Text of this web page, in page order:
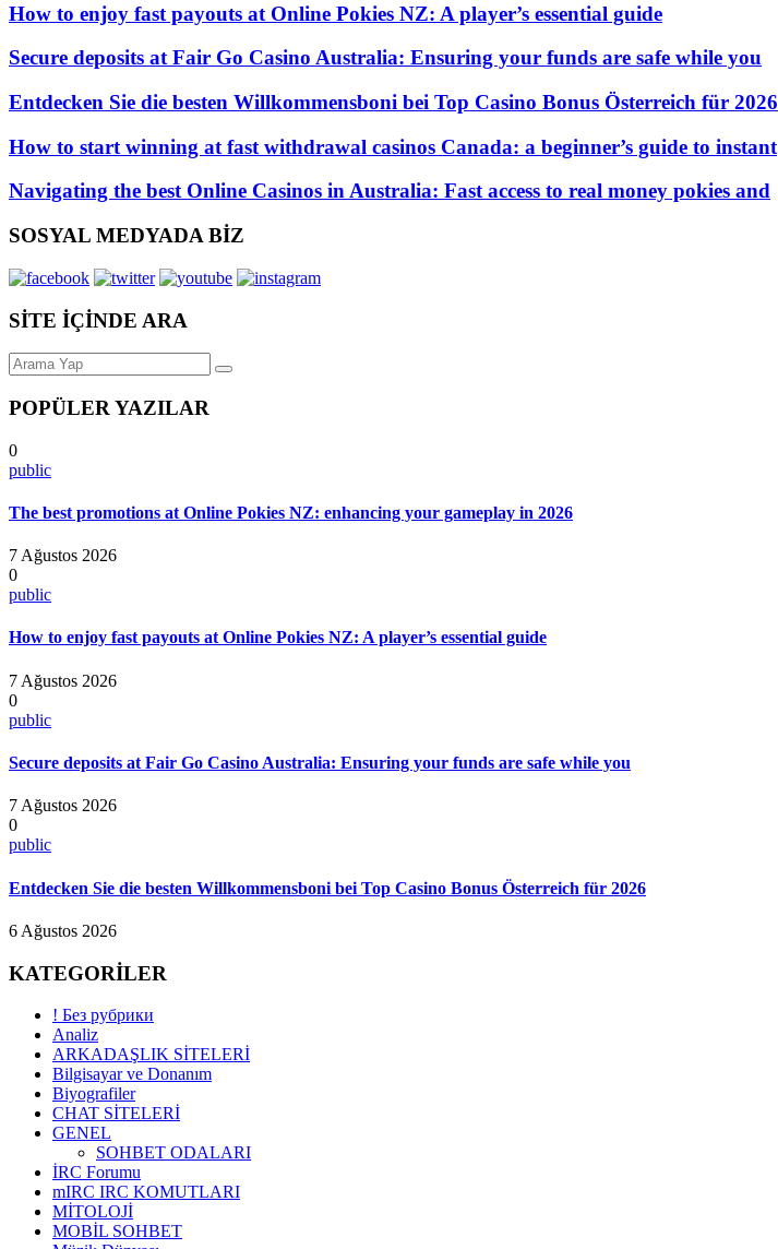
How to enjoy fast payouts at Online Pokies NZ: A player’s essential guide
Secure deposits at Fair Go Casino Australia: Ensuring your funds are safe while you
Entdecken Sie die besten Willkommensboni bei Top Casino Bonus Österreich für 2026
How to start winning at fast withdrawal casinos Canada: a beginner’s guide to instant
Navigating the best Online Casinos in Australia: Fast access to real money pokies and
SOSYAL MEDYADA BİZ
SİTE İÇİNDE ARA
POPÜLER YAZILAR
0
public
The best promotions at Online Pokies NZ: enhancing your gameplay in 2026
7 Ağustos 2026
0
public
How to enjoy fast payouts at Online Pokies NZ: A player’s essential guide
7 Ağustos 2026
0
public
Secure deposits at Fair Go Casino Australia: Ensuring your funds are safe while you
7 Ağustos 2026
0
public
Entdecken Sie die besten Willkommensboni bei Top Casino Bonus Österreich für 2026
6 Ağustos 2026
KATEGORİLER
! Без рубрики
Analiz
ARKADAŞLIK SİTELERİ
Bilgisayar ve Donanım
Biyografiler
CHAT SİTELERİ
GENEL
SOHBET ODALARI
İRC Forumu
mIRC IRC KOMUTLARI
MİTOLOJİ
MOBİL SOHBET